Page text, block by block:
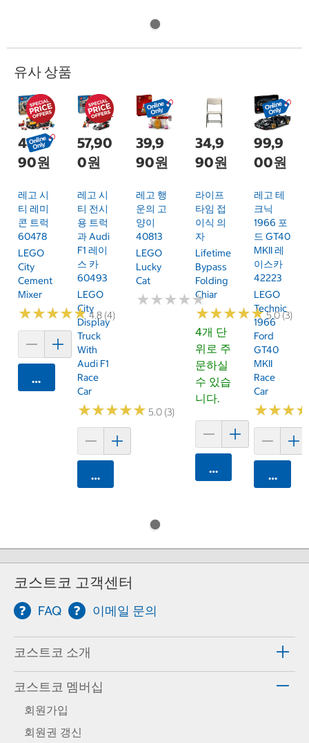
유사 상품
48,9
90원
레고 시
티 레미
콘 트럭
60478
LEGO
City
Cement
Mixer
★★★★★
★★★★★4.8 (4)
카트에 담기
57,90
0원
레고 시
티 전시
용 트럭
과 Audi
F1 레이
스 카
60493
LEGO
City
Display
Truck
With
Audi F1
Race
Car
★★★★★
★★★★★ 5.0 (3)
카트에 담기
39,9
90원
레고 행
운의 고
양이
40813
LEGO
Lucky
Cat
★★★★★
★★★★★
34,9
90원
라이프
타임 접
이식 의
자
Lifetime
Bypass
Folding
Chiar
★★★★★
★★★★★5.0 (3)
4개 단
위로 주
문하실
수 있습
니다.
카트에 담기
99,9
00원
레고 테
크닉
1966 포
드 GT40
MKII 레
이스카
42223
LEGO
Technic
1966
Ford
GT40
MKII
Race
Car
★★★
★★★
카트에
코스트코 고객센터
FAQ 이메일 문의
코스트코 소개
코스트코 멤버십
회원가입
회원권 갱신